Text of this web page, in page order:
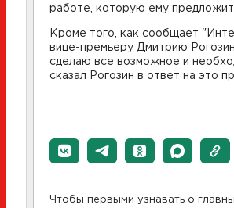
работе, которую ему предложит
Кроме того, как сообщает
вице-премьеру Дмитрию
сделаю все возможное и
сказал Рогозин в ответ на это
Чтобы первыми узнавать о